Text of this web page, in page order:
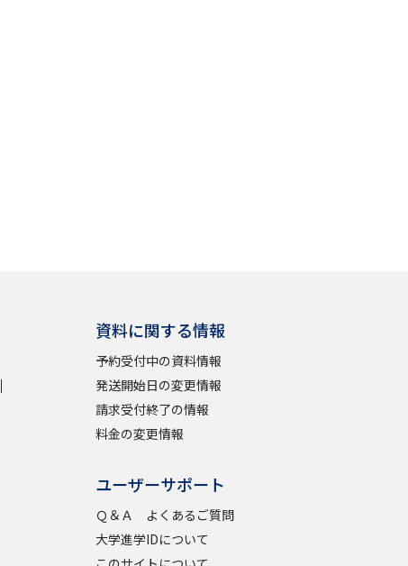
資料に関する情報
予約受付中の資料情報
発送開始日の変更情報
請求受付終了の情報
料金の変更情報
ユーザーサポート
Ｑ＆Ａ よくあるご質問
大学進学IDについて